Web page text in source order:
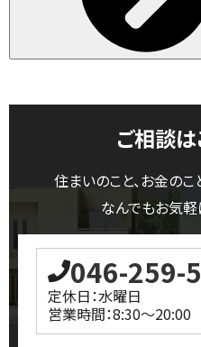
ご相談は
住まいのこと、お金の
なんでもお気
046-259-
定休日：水曜日
営業時間：8:30～20:00